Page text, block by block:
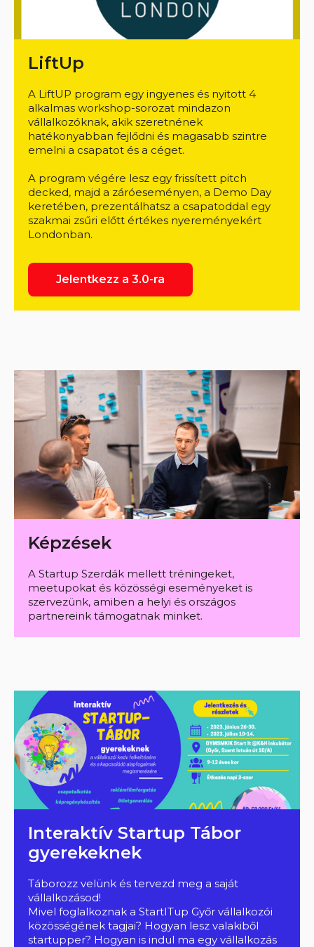
LiftUp
A LiftUP program egy ingyenes és nyitott 4
alkalmas workshop-sorozat mindazon
vállalkozóknak, akik szeretnének
hatékonyabban fejlődni és magasabb szintre
emelni a csapatot és a céget.
​A program végére lesz egy frissített pitch
decked, majd a záróeseményen, a Demo Day
keretében, prezentálhatsz a csapatoddal egy
szakmai zsűri előtt értékes nyereményekért
Londonban.
Jelentkezz a 3.0-ra
Képzések
A Startup Szerdák mellett tréningeket,
meetupokat és közösségi eseményeket is
szervezünk, amiben a helyi és országos
partnereink támogatnak minket.
Interaktív Startup Tábor
gyerekeknek
Táborozz velünk és tervezd meg a saját
vállalkozásod!
Mivel foglalkoznak a StartITup Győr vállalkozói
közösségének tagjai? Hogyan lesz valakiből
startupper? Hogyan is indul ma egy vállalkozás